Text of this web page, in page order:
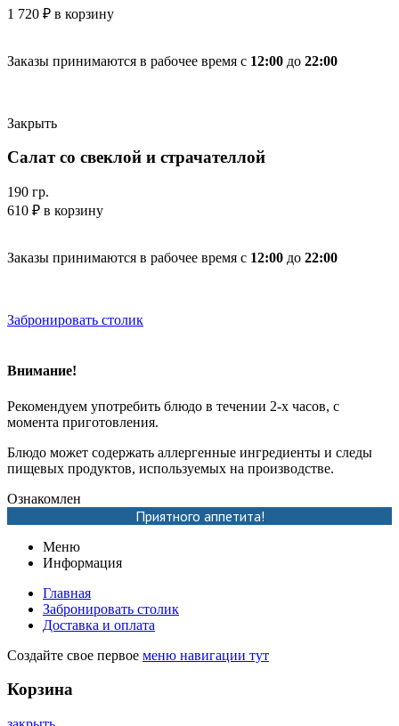
1 720 ₽ в корзину
Заказы принимаются в рабочее время с 12:00 до 22:00
Закрыть
Салат со свеклой и страчателлой
190 гр.
610 ₽ в корзину
Заказы принимаются в рабочее время с 12:00 до 22:00
Забронировать столик
Внимание!
Рекомендуем употребить блюдо в течении 2-х часов, с
момента приготовления.
Блюдо может содержать аллергенные ингредиенты и следы
пищевых продуктов, используемых на производстве.
Ознакомлен
Приятного аппетита!
Меню
Информация
Главная
Забронировать столик
Доставка и оплата
Создайте свое первое меню навигации тут
Корзина